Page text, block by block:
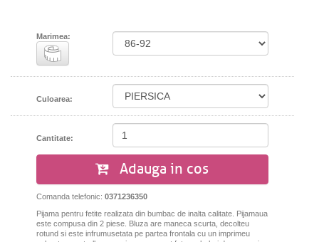
Marimea:
Culoarea:
Cantitate:
Adauga in cos
Comanda telefonic: 0371236350
Pijama pentru fetite realizata din bumbac de inalta calitate. Pijamaua
este compusa din 2 piese. Bluza are maneca scurta, decolteu
rotund si este infrumusetata pe partea frontala cu un imprimeu